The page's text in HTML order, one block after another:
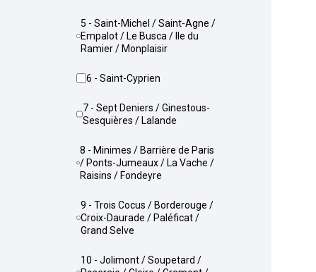
5 - Saint-Michel / Saint-Agne /
Empalot / Le Busca / Ile du
Ramier / Monplaisir
6 - Saint-Cyprien
7 - Sept Deniers / Ginestous-
Sesquières / Lalande
8 - Minimes / Barrière de Paris
/ Ponts-Jumeaux / La Vache /
Raisins / Fondeyre
9 - Trois Cocus / Borderouge /
Croix-Daurade / Paléficat /
Grand Selve
10 - Jolimont / Soupetard /